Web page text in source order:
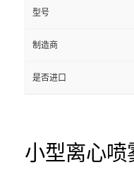
型号
制造商
是否进口
小型离心喷